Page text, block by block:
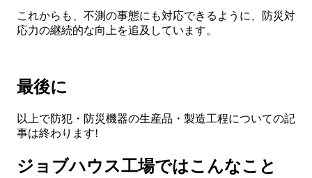
これからも、不測の事態にも対応できるように、防災対
応力の継続的な向上を追及しています。
最後に
以上で防犯・防災機器の生産品・製造工程についての記
事は終わります!
ジョブハウス工場ではこんなこと